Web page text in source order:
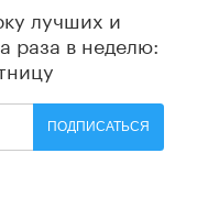
лучших и
раза в неделю:
ПОДПИСАТЬСЯ